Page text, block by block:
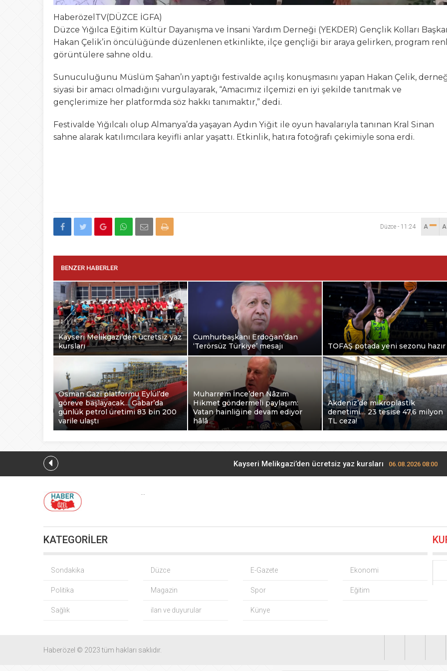
HaberözelTV(DÜZCE İGFA)
Düzce Yığılca Eğitim Kültür Dayanışma ve İnsani Yardım Derneği (YEKDER) Gençlik Kolları
Hakan Çelik’in öncülüğünde düzenlenen etkinlikte, ilçe gençliği bir araya gelirken, program
görüntülere sahne oldu.
Sunuculuğunu Müslüm Şahan’ın yaptığı festivalde açılış konuşmasını yapan Hakan Çelik,
siyasi bir amacı olmadığını vurgulayarak, “Amacımız ilçemizi en iyi şekilde tanıtmak ve
gençlerimize her platformda söz hakkı tanımaktır,” dedi.
Festivalde Yığılcalı olup Almanya’da yaşayan Aydın Yiğit ile oyun havalarıyla tanınan Kral Sinan
sahne alarak katılımcılara keyifli anlar yaşattı. Etkinlik, hatıra fotoğrafı çekimiyle sona erdi.
Düzce - 11:24 A
BENZER HABERLER
Kayseri Melikgazi’den ücretsiz yaz
kursları
Cumhurbaşkanı Erdoğan’dan
‘Terörsüz Türkiye’ mesajı
TOFAŞ potada yeni sezonu hazır
Osman Gazi platformu Eylül’de
göreve başlayacak… Gabar’da
günlük petrol üretimi 83 bin 200
varile ulaştı
Muharrem İnce’den Nâzım
Hikmet göndermeli paylaşım:
Vatan hainliğine devam ediyor
hâlâ
Akdeniz’de mikroplastik
denetimi… 23 tesise 47,6 milyon
TL ceza!
Kayseri Melikgazi’den ücretsiz yaz kursları 06.08.2026 08:00
Osman Gazi platformu Eylül’de göreve başlayacak… Gabar’da günlük petrol üretimi 83 bin
Muharrem İnce’den Nâzım Hikmet göndermeli paylaşım: Vatan hainliğine devam
Akdeniz’de mikroplastik denetimi… 23 tesise 47,6 milyon TL ceza!
Yaya geçidinde tehlikeli sollama kamerada
...
KATEGORİLER
Sondakika Düzce E-Gazete Ekonomi
Politika Magazin Spor Eğitim
Sağlık ilan ve duyurular Künye
Haberözel © 2023 tüm hakları saklıdır.